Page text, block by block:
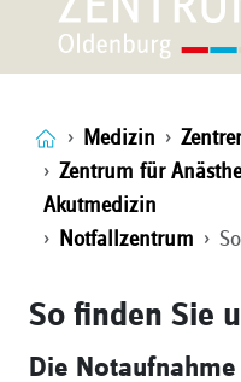
Medizin
Zentrum für
Akutmedizin
Notfallzentrum
So finden Sie
Die